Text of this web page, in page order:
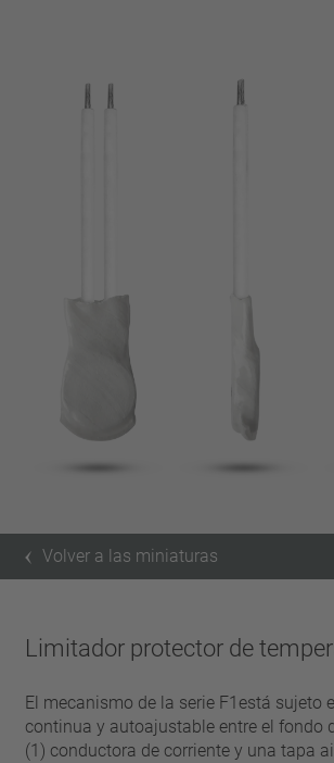
Volver a las miniaturas
Limitador protector de
El mecanismo de la serie F1está sujeto
continua y autoajustable entre el fondo
(1) conductora de corriente y una tapa